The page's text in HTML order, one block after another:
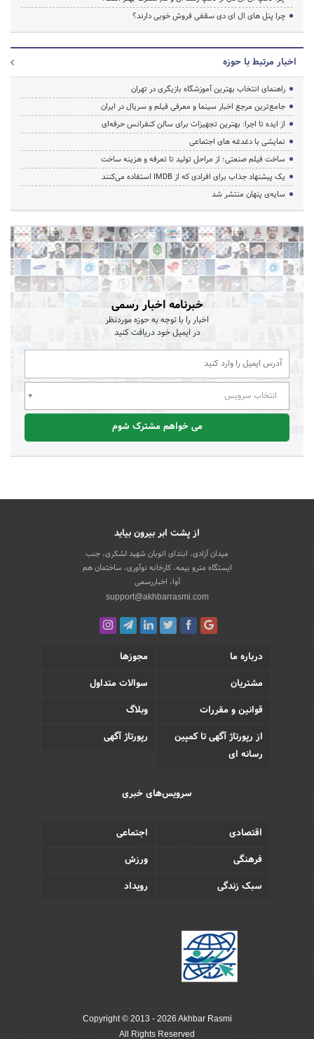
چرا پنل های ال ای دی سقفی فروش خوبی دارند؟
اخبار مرتبط با حوزه
راهنمای انتخاب بهترین آموزشگاه بازیگری در تهران
جامع‌ترین مرجع اخبار سینما و معرفی فیلم و سریال در ایران
از ایده تا اجرا: بهترین تجهیزات برای سالن کنفرانس حرفه‌ای
نمایشی با دغدغه های اجتماعی
ساخت فیلم صنعتی؛ از مراحل تولید تا تعرفه و هزینه ساخت
یک پیشنهاد جذاب برای افرادی که از IMDB استفاده می‌کنند
سایه‌ی پنهان منتشر شد
خبرنامه اخبار رسمی
اخبار را با توجه به حوزه موردنظر
در ایمیل خود دریافت کنید
انتخاب سرویس
می خواهم مشترک شوم
از پشت ابر بیرون بیاید
میدان آزادی، ابتدای اتوبان شهید لشکری، جنب
ایستگاه مترو بیمه، کارخانه نوآوری، ساختمان هم
آوا، اخباررسمی
support@akhbarrasmi.com
درباره ما
مجوزها
مشتریان
سوالات متداول
قوانین و مقررات
وبلاگ
از رپورتاژ آگهی تا کمپین
رسانه ای
رپورتاژ آگهی
سرویس‌های خبری
اقتصادی
اجتماعی
فرهنگی
ورزش
سبک زندگی
رویداد
Copyright © 2013 - 2026 Akhbar Rasmi
All Rights Reserved